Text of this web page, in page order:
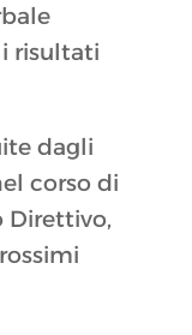
risultati
dagli
corso di
Direttivo,